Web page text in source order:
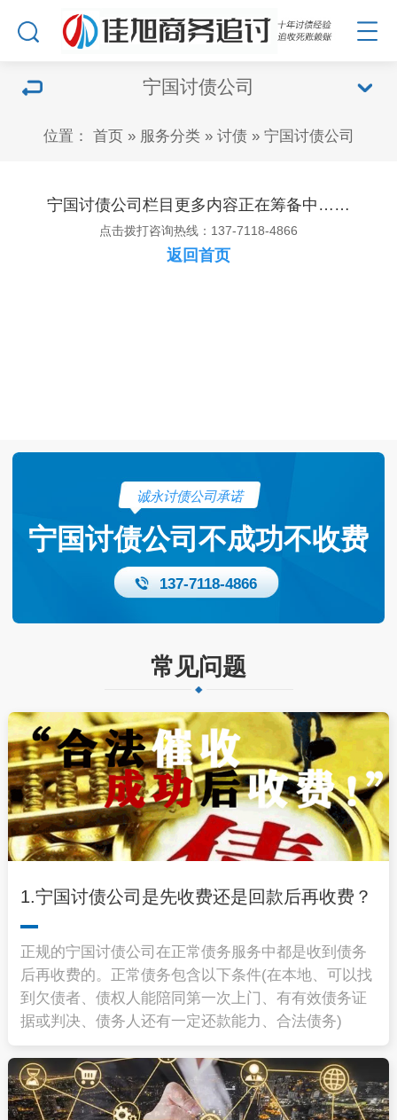
宁国讨债公司
位置： 首页» 服务分类» 讨债» 宁国讨债公司
宁国讨债公司栏目更多内容正在筹备中……
点击拨打咨询热线：137-7118-4866
返回首页
诚永讨债公司承诺
宁国讨债公司不成功不收费
137-7118-4866
常见问题
1.宁国讨债公司是先收费还是回款后再收费？
正规的宁国讨债公司 在正常债务服务中都是收到债务
后再收费的。正常债务包含以下条件(在本地、可以找
到欠债者、债权人能陪同第一次上门、有有效债务证
据或判决、债务人还有一定还款能力、合法债务)